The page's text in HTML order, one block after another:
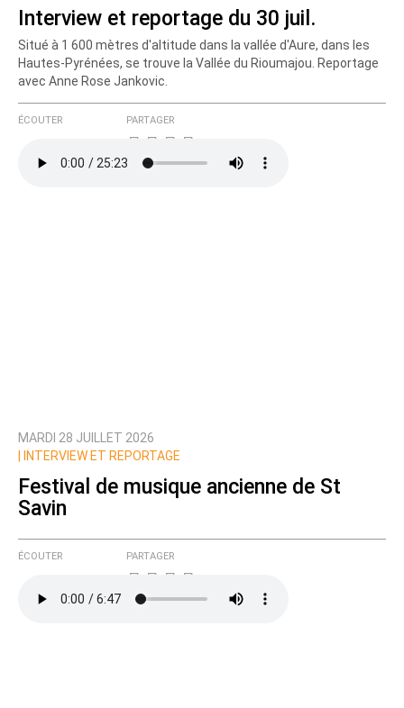
Interview et reportage du 30 juil.
Situé à 1 600 mètres d'altitude dans la vallée d'Aure, dans les
Hautes-Pyrénées, se trouve la Vallée du Rioumajou. Reportage
avec Anne Rose Jankovic.
ÉCOUTER PARTAGER
MARDI 28 JUILLET 2026
INTERVIEW ET REPORTAGE
Festival de musique ancienne de St
Savin
ÉCOUTER PARTAGER